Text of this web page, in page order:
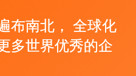
布南北， 全球化
多世界优秀的企